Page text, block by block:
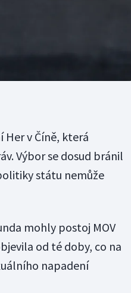
Her v Číně, která
Výbor se dosud bránil
státu nemůže
mohly postoj MOV
od té doby, co na
napadení